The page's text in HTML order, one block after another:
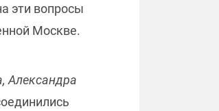
эти вопросы
Москве.
Александра